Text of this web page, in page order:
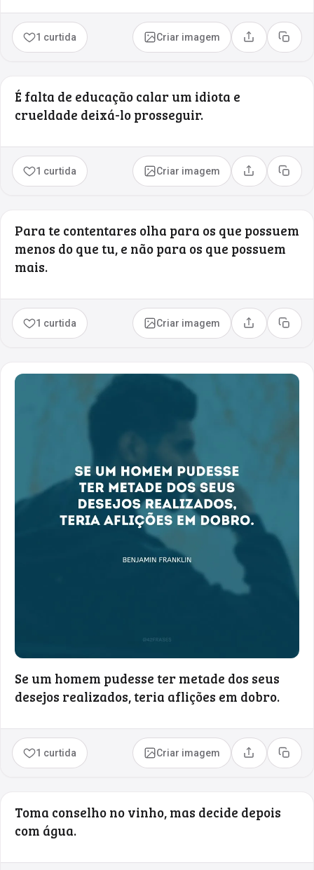
1 curtida Criar imagem Compartilhar
Copiar
É falta de educação calar um idiota e
crueldade deixá-lo prosseguir.
1 curtida Criar imagem Compartilhar
Copiar
Para te contentares olha para os que possuem
menos do que tu, e não para os que possuem
mais.
1 curtida Criar imagem Compartilhar
Copiar
Se um homem pudesse ter metade dos seus
desejos realizados, teria aflições em dobro.
1 curtida Criar imagem Compartilhar
Copiar
Toma conselho no vinho, mas decide depois
com água.